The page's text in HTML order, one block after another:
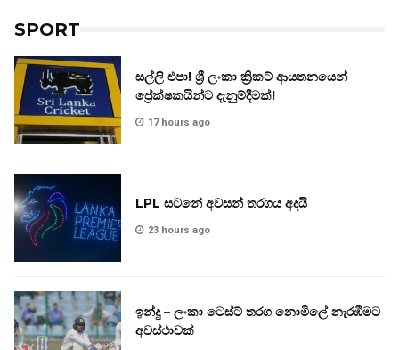
SPORT
සල්ලි එපා! ශ්‍රී ලංකා ක්‍රිකට් ආයතනයෙන්
ප්‍රේක්ෂකයින්ට දැනුම්දීමක්!
17 hours ago
LPL සටනේ අවසන් තරගය අදයි
23 hours ago
ඉන්දු – ලංකා ටෙස්ට් තරග නොමිලේ නැරඹීමට
අවස්ථාවක්